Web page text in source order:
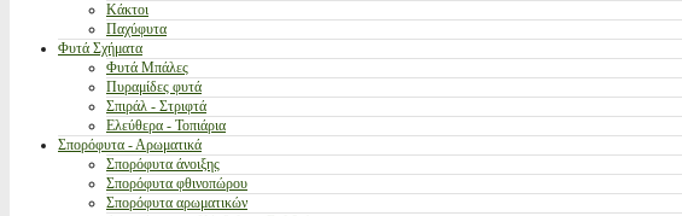
Κάκτοι
Παχύφυτα
Φυτά Σχήματα
Φυτά Μπάλες
Πυραμίδες φυτά
Σπιράλ - Στριφτά
Ελεύθερα - Τοπιάρια
Σπορόφυτα - Αρωματικά
Σπορόφυτα άνοιξης
Σπορόφυτα φθινοπώρου
Σπορόφυτα αρωματικών